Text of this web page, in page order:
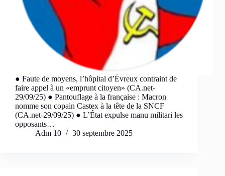
● Faute de moyens, l’hôpital d’Évreux contraint de
faire appel à un «emprunt citoyen» (CA.net-
29/09/25) ● Pantouflage à la française : Macron
nomme son copain Castex à la tête de la SNCF
(CA.net-29/09/25) ● L’État expulse manu militari les
opposants…
Adm 10
30 septembre 2025